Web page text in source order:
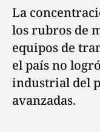
La
los rubros de
equipos de
el país no
industrial del
avanzadas.